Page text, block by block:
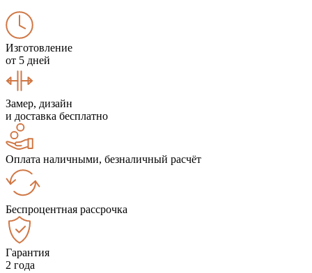
Изготовление
от 5 дней
Замер, дизайн
и доставка бесплатно
Оплата наличными, безналичный расчёт
Беспроцентная рассрочка
Гарантия
2 года